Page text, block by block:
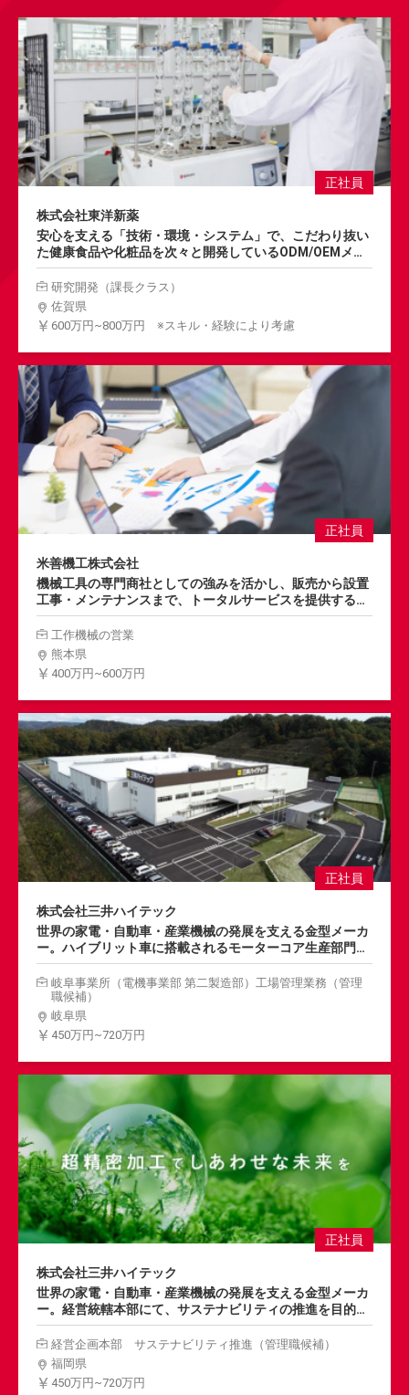
正社員
株式会社東洋新薬
安心を支える「技術・環境・システム」で、こだわり抜い
た健康食品や化粧品を次々と開発しているODM/OEMメー
カー。研究開発担当として、機能性素材の探索・開発コン
セプトの立案からマネジメントまで幅広く対応し、ご活躍
いただきます。
研究開発（課長クラス）
佐賀県
600万円~800万円 ※スキル・経験により考慮
正社員
米善機工株式会社
機械工具の専門商社としての強みを活かし、販売から設置
工事・メンテナンスまで、トータルサービスを提供する総
合エンジニアリング商社。既存顧客に対する工作機械の提
案営業を中心に、最適な製品とサービスを提案し、取引先
との更なる信頼構築に努めていただきます。
工作機械の営業
熊本県
400万円~600万円
正社員
株式会社三井ハイテック
世界の家電・自動車・産業機械の発展を支える金型メーカ
ー。ハイブリット車に搭載されるモーターコア生産部門の
工場運営に携わり、明るく豊かな未来に向けた製品づくり
を支えていただきます。業務効率化の改善から人材マネジ
メントまで、幅広い管理能力を生かしご活躍ください。
岐阜事業所（電機事業部 第二製造部）工場管理業務（管理
職候補）
岐阜県
450万円~720万円
正社員
株式会社三井ハイテック
世界の家電・自動車・産業機械の発展を支える金型メーカ
ー。経営統轄本部にて、サステナビリティの推進を目的と
した戦略の策定・実行・情報発信などをご担当いただきま
す。企業の内部管理体制強化に貢献するほか、明るく豊か
な未来に向けた製品づくりにご協力ください。
経営企画本部 サステナビリティ推進（管理職候補）
福岡県
450万円~720万円